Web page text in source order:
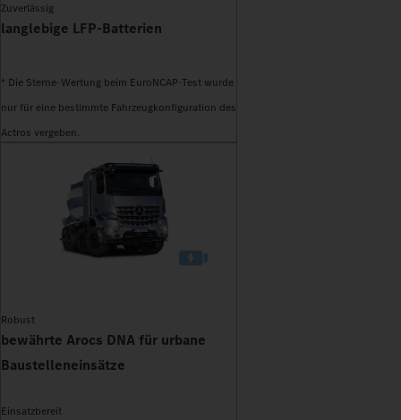
Zuverlässig
langlebige LFP-Batterien
* Die Sterne-Wertung beim EuroNCAP-Test wurde
nur für eine bestimmte Fahrzeugkonfiguration des
Actros vergeben.
Robust
bewährte Arocs DNA für urbane
Baustelleneinsätze
Einsatzbereit